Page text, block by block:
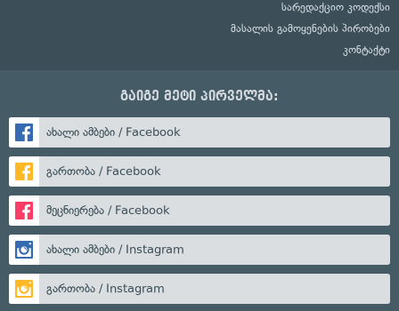
სარედაქციო კოდექსი
მასალის გამოყენების პირობები
კონტაქტი
გაიგე მეტი პირველმა:
ახალი ამბები / Facebook
გართობა / Facebook
მეცნიერება / Facebook
ახალი ამბები / Instagram
გართობა / Instagram